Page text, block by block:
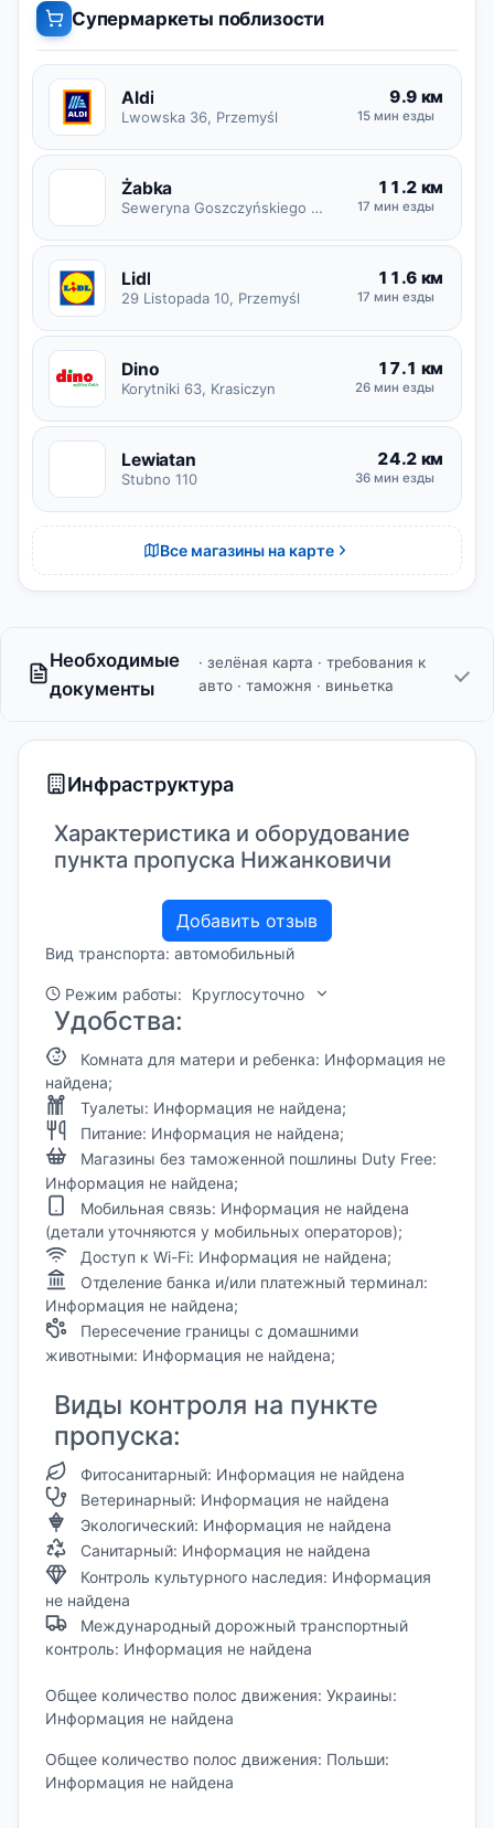
Супермаркеты поблизости
Aldi
Lwowska 36, Przemyśl
9.9 км
15 мин езды
Żabka
Seweryna Goszczyńskiego 7B, Przemyśl
11.2 км
17 мин езды
Lidl
29 Listopada 10, Przemyśl
11.6 км
17 мин езды
Dino
Korytniki 63, Krasiczyn
17.1 км
26 мин езды
Lewiatan
Stubno 110
24.2 км
36 мин езды
Все магазины на карте
Необходимые
документы
· зелёная карта · требования к
авто · таможня · виньетка
Инфраструктура
Характеристика и оборудование
пункта пропуска Нижанковичи
Добавить отзыв
Вид транспорта: автомобильный
Режим работы: Круглосуточно
Удобства:
Комната для матери и ребенка: Информация не
найдена;
Туалеты: Информация не найдена;
Питание: Информация не найдена;
Магазины без таможенной пошлины Duty Free:
Информация не найдена;
Мобильная связь: Информация не найдена
(детали уточняются у мобильных операторов);
Доступ к Wi-Fi: Информация не найдена;
Отделение банка и/или платежный терминал:
Информация не найдена;
Пересечение границы с домашними
животными: Информация не найдена;
Виды контроля на пункте
пропуска:
Фитосанитарный: Информация не найдена
Ветеринарный: Информация не найдена
Экологический: Информация не найдена
Санитарный: Информация не найдена
Контроль культурного наследия: Информация
не найдена
Международный дорожный транспортный
контроль: Информация не найдена
Общее количество полос движения: Украины:
Информация не найдена
Общее количество полос движения: Польши:
Информация не найдена